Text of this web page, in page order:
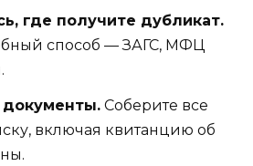
где получите дубликат.
способ — ЗАГС, МФЦ
документы. Соберите все
включая квитанцию об